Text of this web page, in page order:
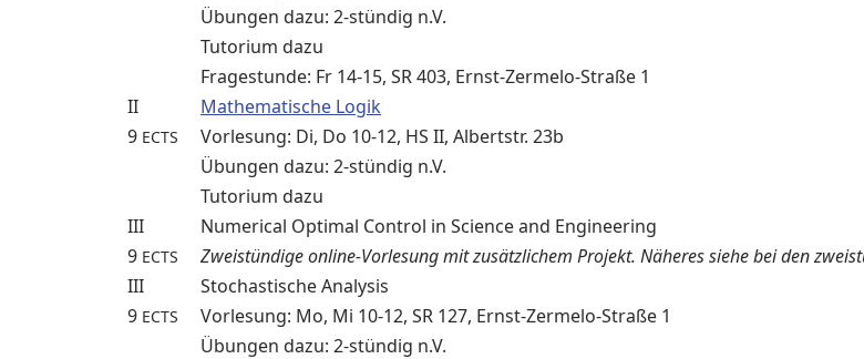
Übungen dazu: 2-stündig n.V.
Tutorium dazu
Fragestunde: Fr 14-15, SR 403, Ernst-Zermelo-Straße 1
II
9 ECTS
Mathematische Logik
Vorlesung: Di, Do 10-12, HS II, Albertstr. 23b
Übungen dazu: 2-stündig n.V.
Tutorium dazu
III
9 ECTS
Numerical Optimal Control in Science and Engineering
Zweistündige online-Vorlesung mit zusätzlichem Projekt. Näheres siehe bei den
III
9 ECTS
Stochastische Analysis
Vorlesung: Mo, Mi 10-12, SR 127, Ernst-Zermelo-Straße 1
Übungen dazu: 2-stündig n.V.